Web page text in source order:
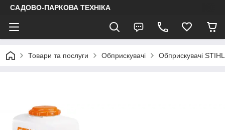
САДОВО-ПАРКОВА ТЕХНІКА
Товари та послуги Обприскувачі Обприскувачі STIHL